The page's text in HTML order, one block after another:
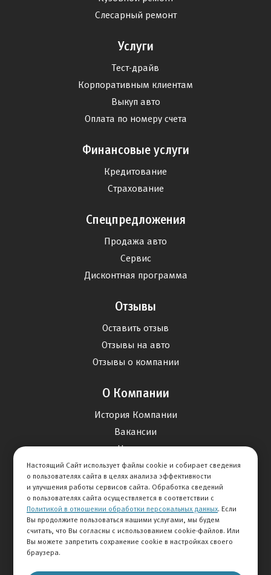
Слесарный ремонт
Услуги
Тест-драйв
Корпоративным клиентам
Выкуп авто
Оплата по номеру счета
Финансовые услуги
Кредитование
Страхование
Спецпредложения
Продажа авто
Сервис
Дисконтная программа
Отзывы
Оставить отзыв
Отзывы на авто
Отзывы о компании
О Компании
История Компании
Вакансии
Новости
Карта сайта
Контакты
+7 495 292-60-60
Настоящий Сайт использует файлы cookie и собирает сведения
о пользователях сайта в целях анализа эффективности
и улучшения работы сервисов сайта. Обработка сведений
о пользователях сайта осуществляется в соответствии с
Политикой в отношении обработки персональных данных. Если
Вы продолжите пользоваться нашими услугами, мы будем
считать, что Вы согласны с использованием cookie-файлов. Или
Вы можете запретить сохранение cookie в настройках своего
браузера.